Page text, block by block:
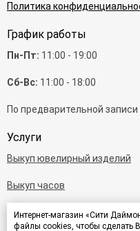
Интернет-магазин «Сити
файлы cookies, чтобы сделать
Политика
График работы
Пн-Пт: 11:00 - 19:00
Сб-Вс: 11:00 - 18:00
По предварительной записи
Услуги
Выкуп ювелирный изделий
Выкуп часов
Выкуп бриллиантов